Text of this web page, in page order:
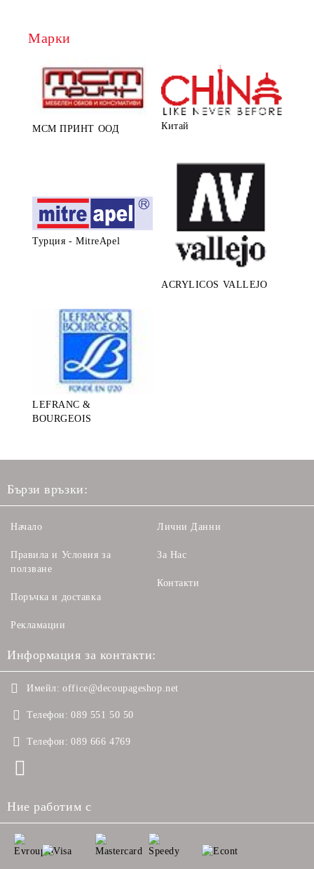
Марки
МСМ ПРИНТ ООД Китай
Турция - MitreApel
ACRYLICOS VALLEJO
LEFRANC &
BOURGEOIS
Бързи връзки:
Начало
Правила и Условия за
ползване
Поръчка и доставка
Рекламации
Лични Данни
За Нас
Контакти
Информация за контакти:
Имейл: office@decoupageshop.net
Телефон: 089 551 50 50
Телефон: 089 666 4769
Ние работим с